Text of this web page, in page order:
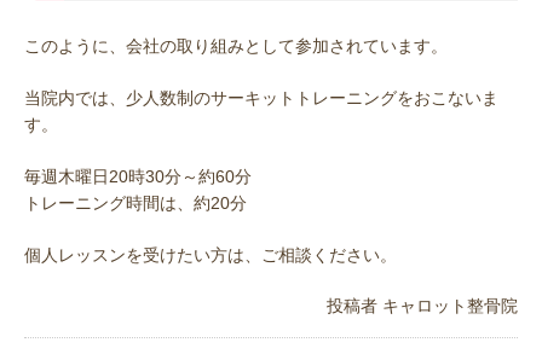
このように、会社の取り組みとして参加されています。
当院内では、少人数制のサーキットトレーニングをおこないま
す。
毎週木曜日20時30分～約60分
トレーニング時間は、約20分
個人レッスンを受けたい方は、ご相談ください。
投稿者 キャロット整骨院